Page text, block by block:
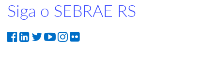
Siga o SEBRAE RS